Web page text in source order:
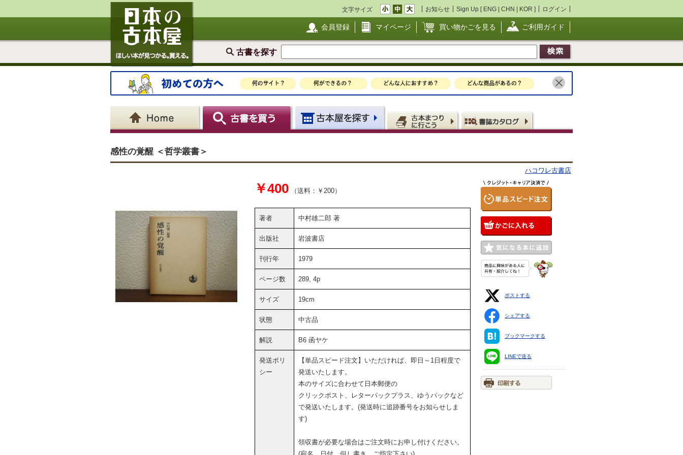
文字サイズ お知らせ Sign Up [ ENG | CHN | KOR ] ログイン
会員登録 マイページ 買い物かごを見る ご利用ガイド
古書を探す
感性の覚醒 ＜哲学叢書＞
ハコワレ古書店
￥400 （送料：￥200）
著者 中村雄二郎 著
出版社 岩波書店
刊行年 1979
ページ数 289, 4p
サイズ 19cm
状態 中古品
解説 B6 函ヤケ
発送ポリ
シー
【単品スピード注文】いただければ、即日～1日程度で
発送いたします。
本のサイズに合わせて日本郵便の
クリックポスト、レターパックプラス、ゆうパックなど
で発送いたします。(発送時に追跡番号をお知らせしま
す)
領収書が必要な場合はご注文時にお申し付けください。
ポストする
シェアする
ブックマークする
LINEで送る